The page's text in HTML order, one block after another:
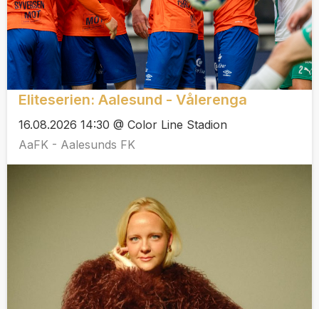
Eliteserien: Aalesund - Vålerenga
16.08.2026 14:30 @ Color Line Stadion
AaFK - Aalesunds FK